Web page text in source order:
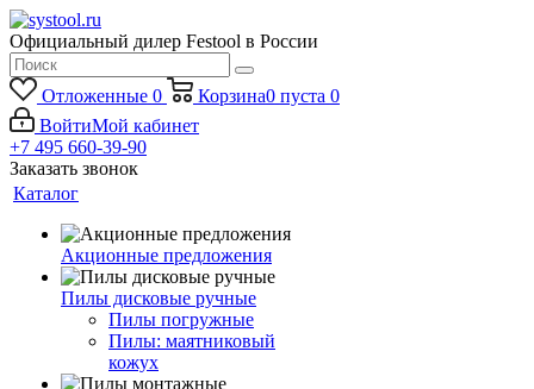
Официальный дилер Festool в России
Отложенные 0 Корзина0 пуста 0
ВойтиМой кабинет
+7 495 660-39-90
Заказать звонок
Каталог
Акционные предложения
Пилы дисковые ручные
Пилы погружные
Пилы: маятниковый
кожух